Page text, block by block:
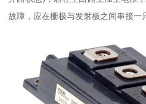
故障，应在栅极与发射极之间串接一